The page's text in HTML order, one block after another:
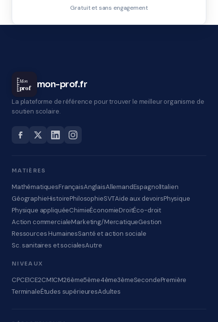
Gratuit et sans engagement
Mon
prof mon-prof.fr
La plateforme de référence pour trouver le meilleur organisme de
soutien scolaire.
MATIÈRES
MathématiquesFrançaisAnglaisAllemandEspagnolItalien
GéographieHistoirePhilosophieSVTAide aux devoirsPhysique
Physique appliquéeChimieÉconomieDroitÉco-droit
Action commercialeMarketing/MercatiqueGestion
Ressources HumainesSanté et action sociale
Sc. sanitaires et socialesAutre
NIVEAUX
CPCE1CE2CM1CM26ème5ème4ème3èmeSecondePremière
TerminaleÉtudes supérieuresAdultes